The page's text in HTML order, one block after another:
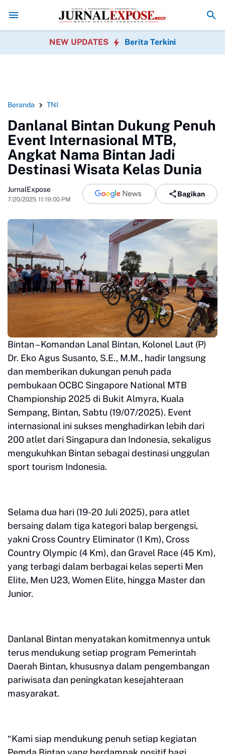
Aktivitas Pengisian BBM BojongOrang Tua Tiga SDN Keluhkan
NEW UPDATES Berita Terkini
Beranda TNI
Danlanal Bintan Dukung Penuh
Event Internasional MTB,
Angkat Nama Bintan Jadi
Destinasi Wisata Kelas Dunia
JurnalExpose
7/20/2025 11:19:00 PM
Bagikan
Bintan – Komandan Lanal Bintan, Kolonel Laut (P)
Dr. Eko Agus Susanto, S.E., M.M., hadir langsung
dan memberikan dukungan penuh pada
pembukaan OCBC Singapore National MTB
Championship 2025 di Bukit Almyra, Kuala
Sempang, Bintan, Sabtu (19/07/2025). Event
internasional ini sukses menghadirkan lebih dari
200 atlet dari Singapura dan Indonesia, sekaligus
mengukuhkan Bintan sebagai destinasi unggulan
sport tourism Indonesia.
Selama dua hari (19-20 Juli 2025), para atlet
bersaing dalam tiga kategori balap bergengsi,
yakni Cross Country Eliminator (1 Km), Cross
Country Olympic (4 Km), dan Gravel Race (45 Km),
yang terbagi dalam berbagai kelas seperti Men
Elite, Men U23, Women Elite, hingga Master dan
Junior.
Danlanal Bintan menyatakan komitmennya untuk
terus mendukung setiap program Pemerintah
Daerah Bintan, khususnya dalam pengembangan
pariwisata dan peningkatan kesejahteraan
masyarakat.
“Kami siap mendukung penuh setiap kegiatan